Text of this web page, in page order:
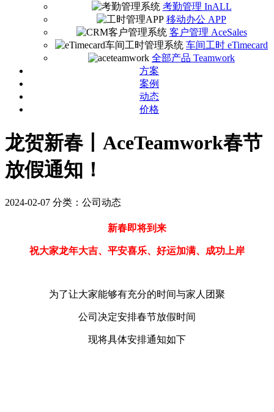
考勤管理 InALL
移动办公 APP
客户管理 AceSales
车间工时 eTimecard
全部产品 Teamwork
方案
案例
动态
价格
龙贺新春丨AceTeamwork春节
放假通知！
2024-02-07 分类：公司动态
新春即将到来
祝大家龙年大吉、平安喜乐、好运加满、成功上岸
为了让大家能够有充分的时间与家人团聚
公司决定安排春节放假时间
现将具体安排通知如下